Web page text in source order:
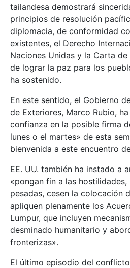
tailandesa demostrará
principios de resolución
diplomacia, de conformidad
existentes, el Derecho
Naciones Unidas y la Carta
de lograr la paz para los
ha sostenido.
En este sentido, el Gobierno
de Exteriores, Marco Rubio,
confianza en la posible firma
lunes o el martes» de esta
bienvenida a este encuentro
EE. UU. también ha instado a
«pongan fin a las hostilidades,
pesadas, cesen la colocación
apliquen plenamente los
Lumpur, que incluyen
desminado humanitario y
fronterizas».
El último episodio del